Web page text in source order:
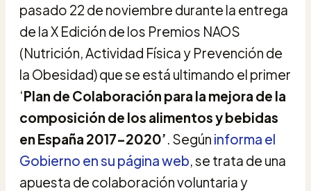
pasado 22 de noviembre durante la entrega
de la X Edición de los Premios NAOS
(Nutrición, Actividad Física y Prevención de
la Obesidad) que se está ultimando el primer
‘Plan de Colaboración para la mejora de la
composición de los alimentos y bebidas
en España 2017-2020’. Según informa el
Gobierno en su página web, se trata de una
apuesta de colaboración voluntaria y